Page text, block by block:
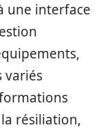
une interface
variés
résiliation,